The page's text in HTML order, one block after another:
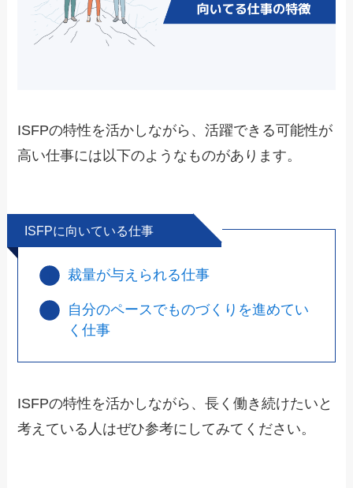
ISFPの特性を活かしながら、活躍できる可能性が
高い仕事には以下のようなものがあります。
ISFPに向いている仕事
裁量が与えられる仕事
自分のペースでものづくりを進めてい
く仕事
ISFPの特性を活かしながら、長く働き続けたいと
考えている人はぜひ参考にしてみてください。